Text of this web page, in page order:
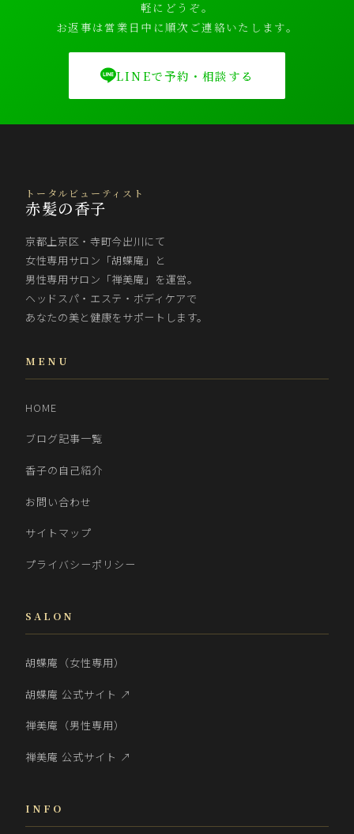
軽にどうぞ。
お返事は営業日中に順次ご連絡いたします。
LINEで予約・相談する
トータルビューティスト
赤髪の香子
京都上京区・寺町今出川にて
女性専用サロン「胡蝶庵」と
男性専用サロン「禅美庵」を運営。
ヘッドスパ・エステ・ボディケアで
あなたの美と健康をサポートします。
MENU
HOME
ブログ記事一覧
香子の自己紹介
お問い合わせ
サイトマップ
プライバシーポリシー
SALON
胡蝶庵（女性専用）
胡蝶庵 公式サイト ↗
禅美庵（男性専用）
禅美庵 公式サイト ↗
INFO